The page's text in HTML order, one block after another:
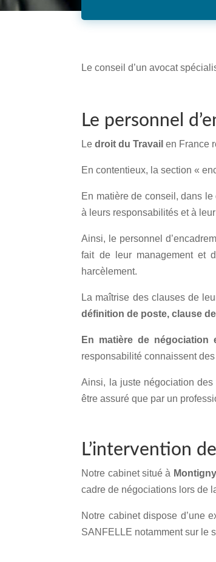
Le conseil d’un avocat
Le personnel
Ledroit du Travail en France
En contentieux, la section «
En matière de conseil, dans
à leurs responsabilités et à
Ainsi, le personnel
fait de leur management et
harcèlement.
La maîtrise des clauses de
définition de poste, clause
En matière de
responsabilité connaissent
Ainsi, la juste négociation des
être assuré que par un
L’intervention
Notre cabinet situé à
cadre de négociations lors de
Notre cabinet dispose d’une
SANFELLE notamment sur le